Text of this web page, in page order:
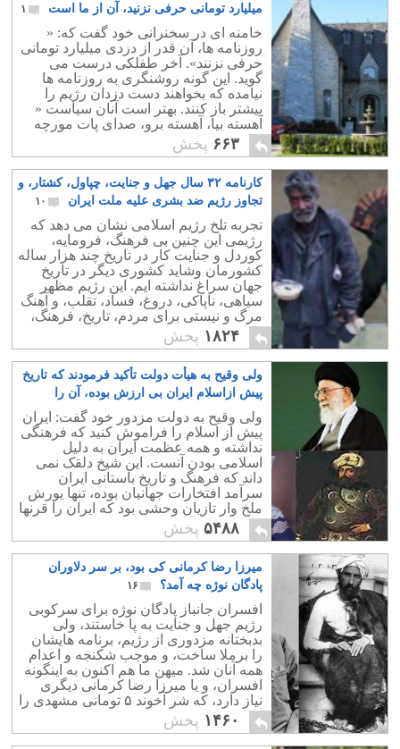
میلیارد تومانی حرفی نزنید، آن از ما است
۱
خامنه ای در سخنرانی خود گفت که: «
روزنامه ها، آن قدر از دزدی میلیارد تومانی
حرفی نزنند». آخر طفلکی درست می
گوید. این گونه روشنگری به روزنامه ها
نیامده که بخواهند دست دزدان رژیم را
بیشتر باز کنند. بهتر است آنان سیاست «
آهسته بیا، آهسته برو، صدای پات مورچه
نفهنه»، را دنبال کنند.
۶۶۳ پخش
کارنامه ۳۲ سال جهل و جنایت، چپاول، کشتار، و
تجاوز رژیم ضد بشری علیه ملت ایران
۱۰
تجربه تلخ رژیم اسلامی نشان می دهد که
رژیمی این چنین بی فرهنگ، فرومایه،
کوردل و جنایت کار در تاریخ چند هزار ساله
کشورمان وشاید کشوری دیگر در تاریخ
جهان سراغ نداشته ایم. این رژیم مظهر
سیاهی، ناپاکی، دروغ، فساد، تقلب، و آهنگ
مرگ و نیستی برای مردم، تاریخ، فرهنگ،
وهمه ارکان کشورمان بوده و هست.
۱۸۲۴ پخش
ولی وقیح به هیأت دولت تأکید فرمودند که تاریخ
پیش ازاسلام ایران بی ارزش بوده، آن را
فراموش کنند
ولی وقیح به دولت مزدور خود گفت: ایران
پیش از اسلام را فراموش کنید که فرهنگی
نداشته و همه عظمت ایران به دلیل
اسلامی بودن آنست. این شیخ دلقک نمی
داند که فرهنگ و تاریخ باستانی ایران
سرآمد افتخارات جهانیان بوده، تنها یورش
ملخ وار تازیان وحشی بود که ایران را قرنها
به عقب برد، و از تمدن جهانی به دور
داشت.
۵۴۸۸ پخش
میرزا رضا کرمانی کی بود، بر سر دلاوران
پادگان نوژه چه آمد؟
۱۶
افسران جانباز پادگان نوژه برای سرکوبی
رژیم جهل و جنایت به پا خاستند، ولی
بدبختانه مزدوری از رژیم، برنامه هایشان
را برملا ساخت، و موجب شکنجه و اعدام
همه آنان شد. میهن ما هم اکنون به اینگونه
افسران، و یا میرزا رضا کرمانی دیگری
نیاز دارد، که شر آخوند ۵ تومانی مشهدی را
کم کرده، او را به جهنم فرستند.
۱۴۶۰ پخش